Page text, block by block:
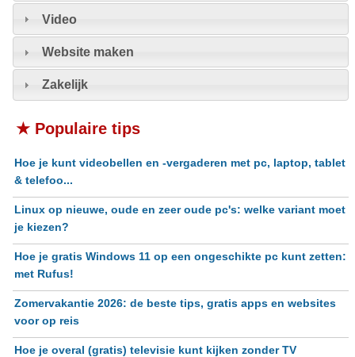
Video
Website maken
Zakelijk
★ Populaire tips
Hoe je kunt videobellen en -vergaderen met pc, laptop, tablet
& telefoo...
Linux op nieuwe, oude en zeer oude pc's: welke variant moet
je kiezen?
Hoe je gratis Windows 11 op een ongeschikte pc kunt zetten:
met Rufus!
Zomervakantie 2026: de beste tips, gratis apps en websites
voor op reis
Hoe je overal (gratis) televisie kunt kijken zonder TV